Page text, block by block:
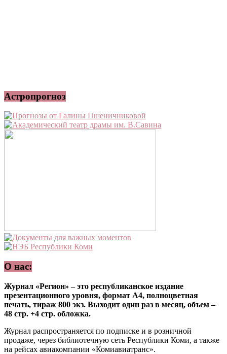
Астропрогноз
О нас:
Журнал «Регион» – это республиканское издание
презентационного уровня, формат А4, полноцветная
печать, тираж 800 экз. Выходит один раз в месяц, объем –
48 стр. +4 стр. обложка.
Журнал распространяется по подписке и в розничной
продаже, через библиотечную сеть Республики Коми, а также
на рейсах авиакомпании «Комиавиатранс».